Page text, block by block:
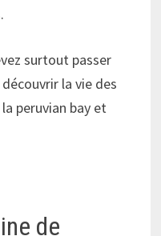
surtout passer
la vie des
peruvian bay et
de